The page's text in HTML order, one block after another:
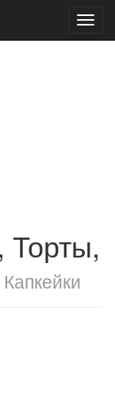
Торты,